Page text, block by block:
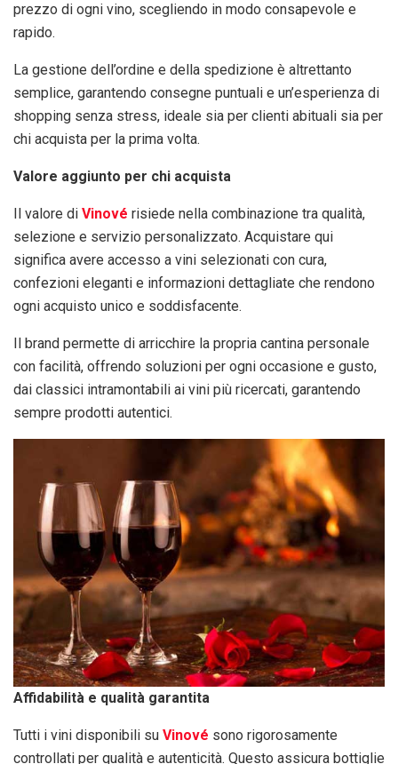
prezzo di ogni vino, scegliendo in modo consapevole e
rapido.
La gestione dell’ordine e della spedizione è altrettanto
semplice, garantendo consegne puntuali e un’esperienza di
shopping senza stress, ideale sia per clienti abituali sia per
chi acquista per la prima volta.
Valore aggiunto per chi acquista
Il valore di Vinové risiede nella combinazione tra qualità,
selezione e servizio personalizzato. Acquistare qui
significa avere accesso a vini selezionati con cura,
confezioni eleganti e informazioni dettagliate che rendono
ogni acquisto unico e soddisfacente.
Il brand permette di arricchire la propria cantina personale
con facilità, offrendo soluzioni per ogni occasione e gusto,
dai classici intramontabili ai vini più ricercati, garantendo
sempre prodotti autentici.
Affidabilità e qualità garantita
Tutti i vini disponibili su Vinové sono rigorosamente
controllati per qualità e autenticità. Questo assicura bottiglie